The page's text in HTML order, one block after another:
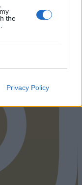
the
Privacy Policy